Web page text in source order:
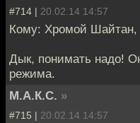
#714 | 20.02.14 14:57
Кому: Хромой Шайтан,
Дык, понимать надо!
режима.
М.А.К.С. »
#715 | 20.02.14 14:57